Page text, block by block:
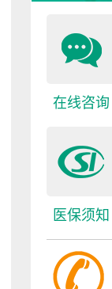
在线咨询
医保须知